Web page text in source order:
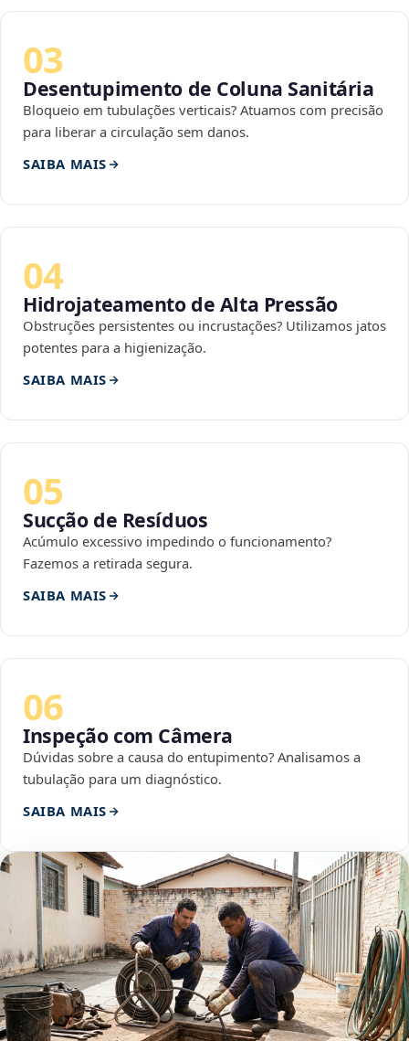
03
Desentupimento de Coluna Sanitária
Bloqueio em tubulações verticais? Atuamos com precisão
para liberar a circulação sem danos.
SAIBA MAIS
04
Hidrojateamento de Alta Pressão
Obstruções persistentes ou incrustações? Utilizamos jatos
potentes para a higienização.
SAIBA MAIS
05
Sucção de Resíduos
Acúmulo excessivo impedindo o funcionamento?
Fazemos a retirada segura.
SAIBA MAIS
06
Inspeção com Câmera
Dúvidas sobre a causa do entupimento? Analisamos a
tubulação para um diagnóstico.
SAIBA MAIS